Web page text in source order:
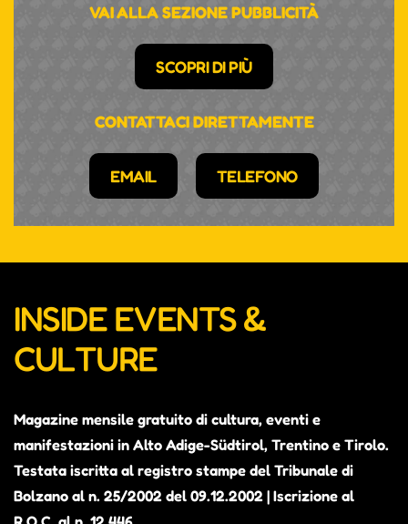
VAI ALLA SEZIONE PUBBLICITÀ
SCOPRI DI PIÙ
CONTATTACI DIRETTAMENTE
EMAIL TELEFONO
INSIDE EVENTS &
CULTURE
Magazine mensile gratuito di cultura, eventi e
manifestazioni in Alto Adige-Südtirol, Trentino e Tirolo.
Testata iscritta al registro stampe del Tribunale di
Bolzano al n. 25/2002 del 09.12.2002 | Iscrizione al